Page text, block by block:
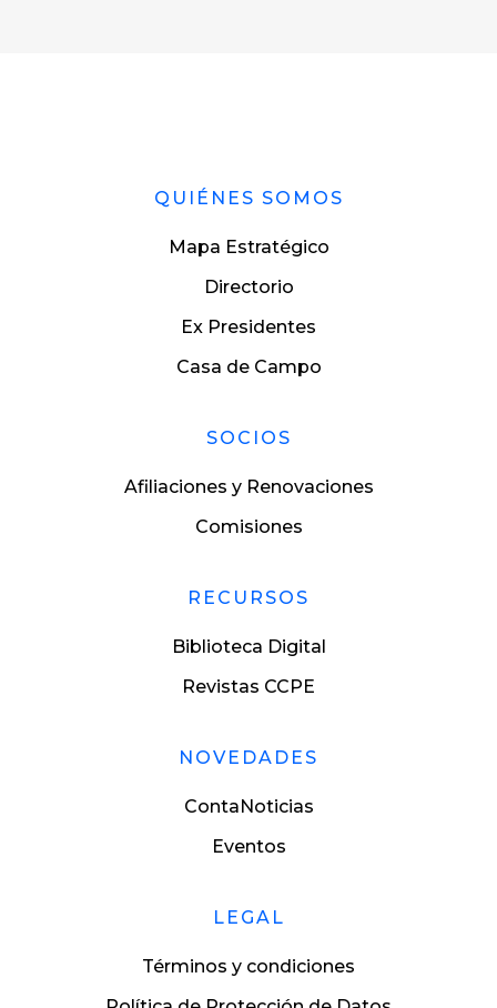
QUIÉNES SOMOS
Mapa Estratégico
Directorio
Ex Presidentes
Casa de Campo
SOCIOS
Afiliaciones y Renovaciones
Comisiones
RECURSOS
Biblioteca Digital
Revistas CCPE
NOVEDADES
ContaNoticias
Eventos
LEGAL
Términos y condiciones